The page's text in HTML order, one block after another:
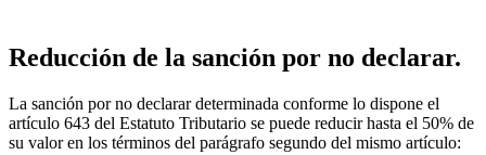
Reducción de la sanción por no declarar.
La sanción por no declarar determinada conforme lo dispone el
artículo 643 del Estatuto Tributario se puede reducir hasta el 50% de
su valor en los términos del parágrafo segundo del mismo artículo: